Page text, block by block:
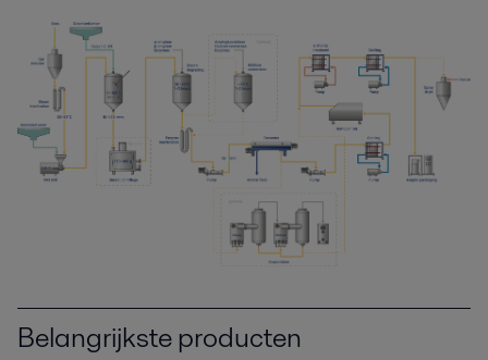
Belangrijkste producten